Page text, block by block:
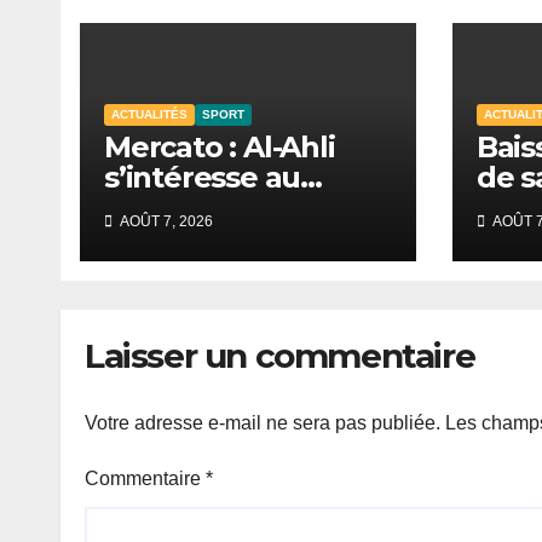
ACTUALITÉS SPORT
Mercato : Al-Ahli
s’intéresse au
Sénégalais Pape
Guèye
AOÛT 7, 2026
de
de
AOÛT
Laisser un commentaire
Votre adresse e-mail ne sera pas publiée. Les
Commentaire *